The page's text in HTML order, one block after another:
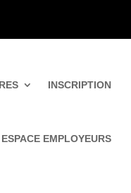
INSCRIPTION
ESPACE EMPLOYEURS